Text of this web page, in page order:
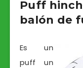
Puff
balón de
Es un
puff un